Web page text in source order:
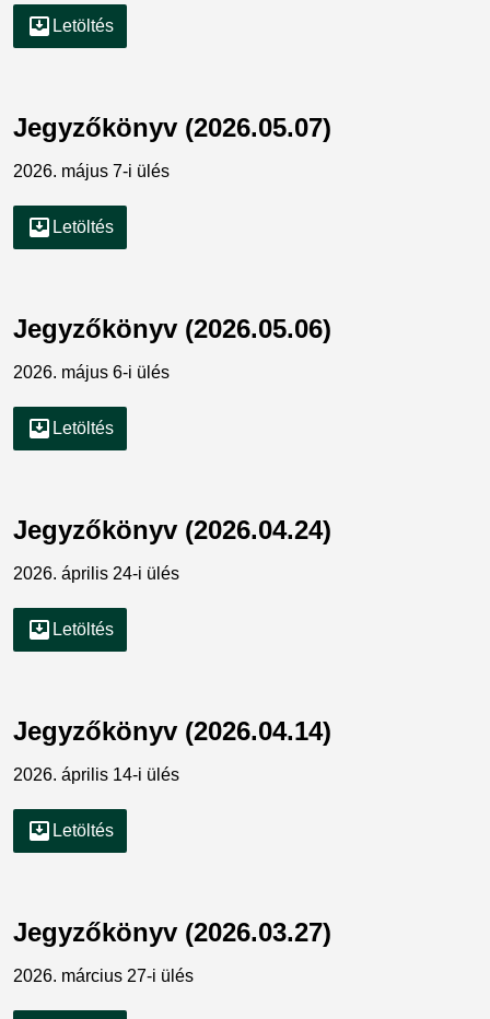
move_to_inbox Letöltés
Jegyzőkönyv (2026.05.07)
2026. május 7-i ülés
move_to_inbox Letöltés
Jegyzőkönyv (2026.05.06)
2026. május 6-i ülés
move_to_inbox Letöltés
Jegyzőkönyv (2026.04.24)
2026. április 24-i ülés
move_to_inbox Letöltés
Jegyzőkönyv (2026.04.14)
2026. április 14-i ülés
move_to_inbox Letöltés
Jegyzőkönyv (2026.03.27)
2026. március 27-i ülés